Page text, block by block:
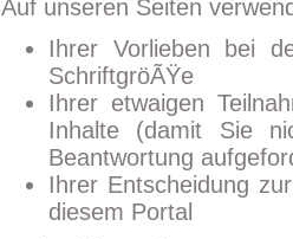
Auf unseren Seiten
Ihrer Vorlieben bei
SchriftgröÃŸe
Ihrer etwaigen
Inhalte (damit Sie
Beantwortung
Ihrer Entscheidung
diesem Portal